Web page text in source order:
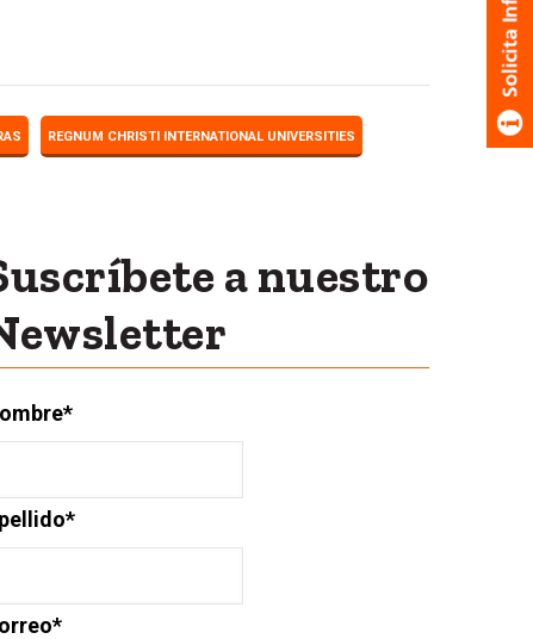
REGNUM CHRISTI INTERNATIONAL UNIVERSITIES
a nuestro
*
*
*